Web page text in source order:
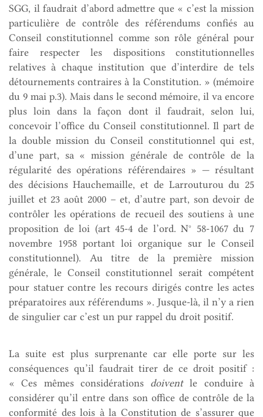
SGG, il faudrait d’abord admettre que « c’est la mission
particulière de contrôle des référendums confiés au
Conseil constitutionnel comme son rôle général pour
faire respecter les dispositions constitutionnelles
relatives à chaque institution que d’interdire de tels
détournements contraires à la Constitution. » (mémoire
du 9 mai p.3). Mais dans le second mémoire, il va encore
plus loin dans la façon dont il faudrait, selon lui,
concevoir l’office du Conseil constitutionnel. Il part de
la double mission du Conseil constitutionnel qui est,
d’une part, sa « mission générale de contrôle de la
régularité des opérations référendaires » — résultant
des décisions Hauchemaille, et de Larrouturou du 25
juillet et 23 août 2000 – et, d’autre part, son devoir de
contrôler les opérations de recueil des soutiens à une
proposition de loi (art 45-4 de l’ord. N° 58-1067 du 7
novembre 1958 portant loi organique sur le Conseil
constitutionnel). Au titre de la première mission
générale, le Conseil constitutionnel serait compétent
pour statuer contre les recours dirigés contre les actes
préparatoires aux référendums ». Jusque-là, il n’y a rien
de singulier car c’est un pur rappel du droit positif.
La suite est plus surprenante car elle porte sur les
conséquences qu’il faudrait tirer de ce droit positif :
« Ces mêmes considérations doiventle conduire à
considérer qu’il entre dans son office de contrôle de la
conformité des lois à la Constitution de s’assurer que